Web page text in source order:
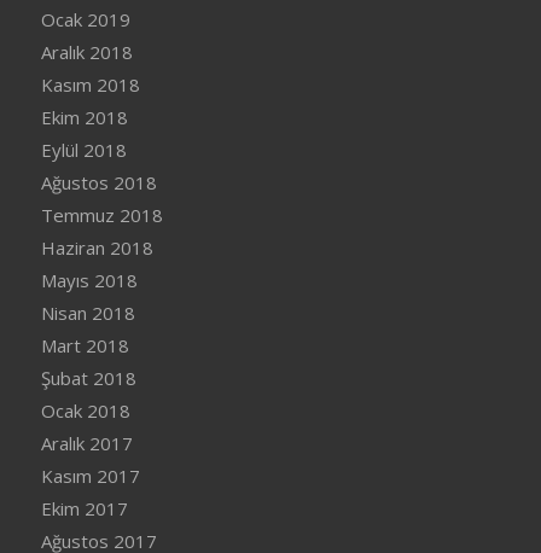
Ocak 2019
Aralık 2018
Kasım 2018
Ekim 2018
Eylül 2018
Ağustos 2018
Temmuz 2018
Haziran 2018
Mayıs 2018
Nisan 2018
Mart 2018
Şubat 2018
Ocak 2018
Aralık 2017
Kasım 2017
Ekim 2017
Ağustos 2017